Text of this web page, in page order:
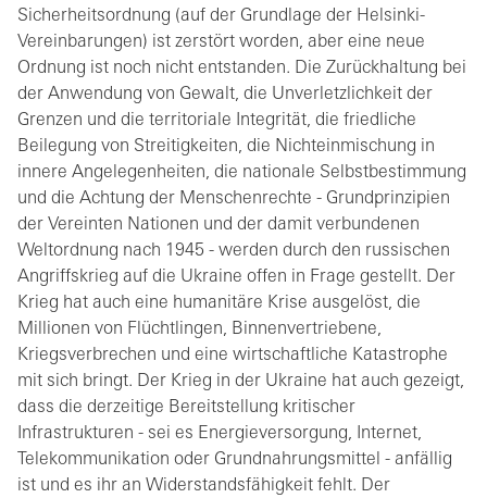
Sicherheitsordnung (auf der Grundlage der Helsinki-
Vereinbarungen) ist zerstört worden, aber eine neue
Ordnung ist noch nicht entstanden. Die Zurückhaltung bei
der Anwendung von Gewalt, die Unverletzlichkeit der
Grenzen und die territoriale Integrität, die friedliche
Beilegung von Streitigkeiten, die Nichteinmischung in
innere Angelegenheiten, die nationale Selbstbestimmung
und die Achtung der Menschenrechte - Grundprinzipien
der Vereinten Nationen und der damit verbundenen
Weltordnung nach 1945 - werden durch den russischen
Angriffskrieg auf die Ukraine offen in Frage gestellt. Der
Krieg hat auch eine humanitäre Krise ausgelöst, die
Millionen von Flüchtlingen, Binnenvertriebene,
Kriegsverbrechen und eine wirtschaftliche Katastrophe
mit sich bringt. Der Krieg in der Ukraine hat auch gezeigt,
dass die derzeitige Bereitstellung kritischer
Infrastrukturen - sei es Energieversorgung, Internet,
Telekommunikation oder Grundnahrungsmittel - anfällig
ist und es ihr an Widerstandsfähigkeit fehlt. Der